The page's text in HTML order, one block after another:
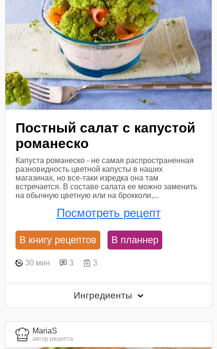
Постный салат с капустой
романеско
Капуста романеско - не самая распространенная
разновидность цветной капусты в наших
магазинах, но все-таки изредка она там
встречается. В составе салата ее можно заменить
на обычную цветную или на брокколи,...
Посмотреть рецепт
В книгу рецептов В планнер
30 мин 3 3
Ингредиенты
MariaS
автор рецепта